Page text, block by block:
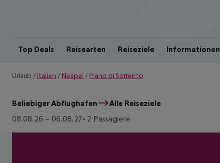
Top Deals Reisearten Reiseziele Informationen
Urlaub / Italien / Neapel / Piano di Sorrento
Beliebiger Abflughafen
Alle Reiseziele
08.08.26 – 06.08.27 2 Passagiere